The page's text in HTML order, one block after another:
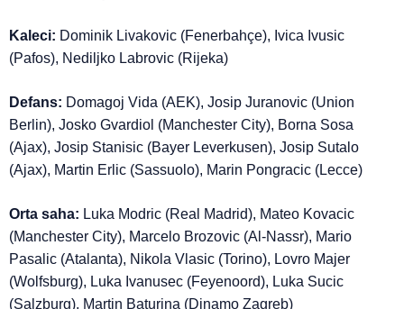
Kaleci: Dominik Livakovic (Fenerbahçe), Ivica Ivusic
(Pafos), Nediljko Labrovic (Rijeka)
Defans: Domagoj Vida (AEK), Josip Juranovic (Union
Berlin), Josko Gvardiol (Manchester City), Borna Sosa
(Ajax), Josip Stanisic (Bayer Leverkusen), Josip Sutalo
(Ajax), Martin Erlic (Sassuolo), Marin Pongracic (Lecce)
Orta saha: Luka Modric (Real Madrid), Mateo Kovacic
(Manchester City), Marcelo Brozovic (Al-Nassr), Mario
Pasalic (Atalanta), Nikola Vlasic (Torino), Lovro Majer
(Wolfsburg), Luka Ivanusec (Feyenoord), Luka Sucic
(Salzburg), Martin Baturina (Dinamo Zagreb)